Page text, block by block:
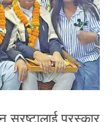
स्रष्टालाई पुरस्कार